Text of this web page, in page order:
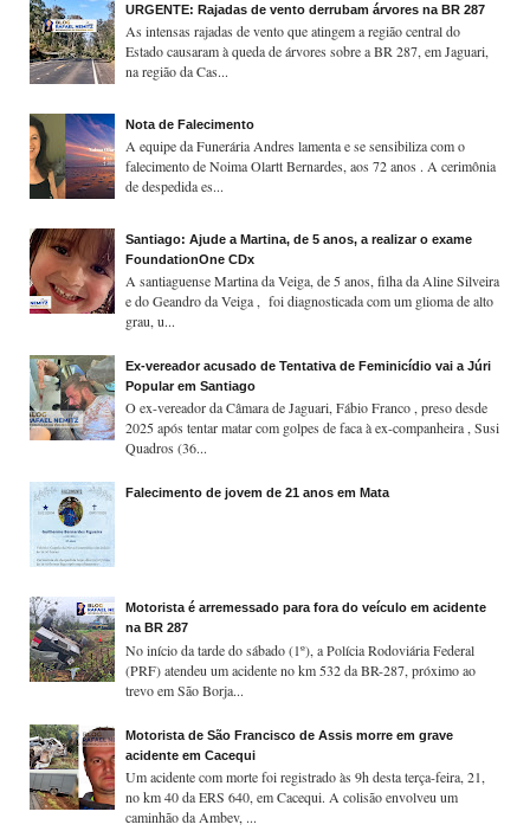
URGENTE: Rajadas de vento derrubam árvores na BR 287
As intensas rajadas de vento que atingem a região central do
Estado causaram à queda de árvores sobre a BR 287, em Jaguari,
na região da Cas...
Nota de Falecimento
A equipe da Funerária Andres lamenta e se sensibiliza com o
falecimento de Noima Olartt Bernardes, aos 72 anos . A cerimônia
de despedida es...
Santiago: Ajude a Martina, de 5 anos, a realizar o exame
FoundationOne CDx
A santiaguense Martina da Veiga, de 5 anos, filha da Aline Silveira
e do Geandro da Veiga , foi diagnosticada com um glioma de alto
grau, u...
Ex-vereador acusado de Tentativa de Feminicídio vai a Júri
Popular em Santiago
O ex-vereador da Câmara de Jaguari, Fábio Franco , preso desde
2025 após tentar matar com golpes de faca à ex-companheira , Susi
Quadros (36...
Falecimento de jovem de 21 anos em Mata
Motorista é arremessado para fora do veículo em acidente
na BR 287
No início da tarde do sábado (1º), a Polícia Rodoviária Federal
(PRF) atendeu um acidente no km 532 da BR-287, próximo ao
trevo em São Borja...
Motorista de São Francisco de Assis morre em grave
acidente em Cacequi
Um acidente com morte foi registrado às 9h desta terça-feira, 21,
no km 40 da ERS 640, em Cacequi. A colisão envolveu um
caminhão da Ambev, ...